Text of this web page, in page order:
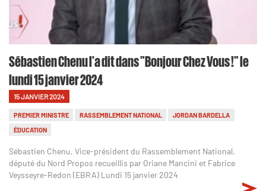
Sébastien Chenu l'a dit dans "Bonjour Chez Vous !" le
lundi 15 janvier 2024
15 JANVIER 2024
PREMIER MINISTRE RASSEMBLEMENT NATIONAL
JORDAN BARDELLA
ÉDUCATION
Sébastien Chenu, Vice-président du Rassemblement National,
député du Nord Propos recueillis par Oriane Mancini et Fabrice
Veysseyre-Redon (EBRA) Lundi 15 janvier 2024